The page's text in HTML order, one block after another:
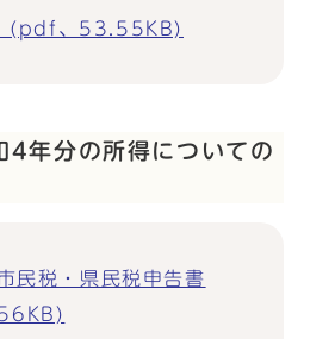
(pdf、53.55KB)
4年分の所得についての
税・県民税申告書